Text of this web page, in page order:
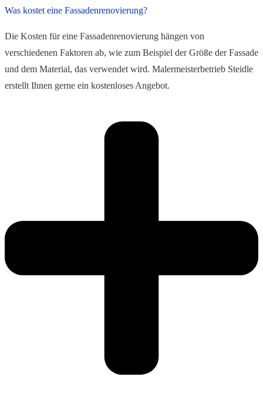
Was kostet eine Fassadenrenovierung?
Die Kosten für eine Fassadenrenovierung hängen von
verschiedenen Faktoren ab, wie zum Beispiel der Größe der Fassade
und dem Material, das verwendet wird. Malermeisterbetrieb Steidle
erstellt Ihnen gerne ein kostenloses Angebot.